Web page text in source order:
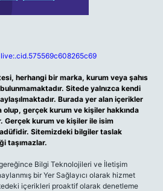
herhangi bir marka, kurum veya şahıs
Sitede yalnızca kendi
Burada yer alan içerikler
gerçek kurum ve kişiler hakkında
Gerçek kurum ve kişiler ile isim
Sitemizdeki bilgiler taslak
taşımazlar.
Bilgi Teknolojileri ve İletişim
bir Yer Sağlayıcı olarak hizmet
içerikleri proaktif olarak denetleme